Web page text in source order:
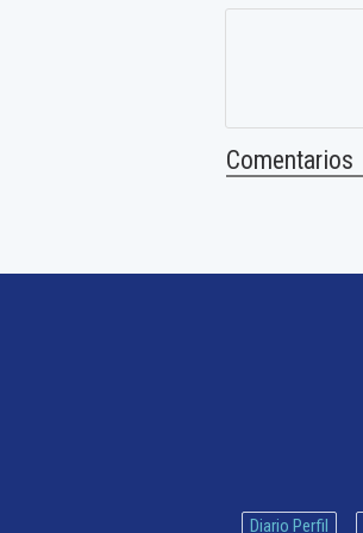
Comentarios
Diario Perfil